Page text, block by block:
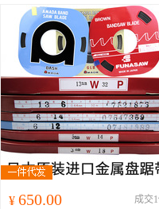
¥ 650.00
成交